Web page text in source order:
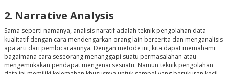
2. Narrative Analysis
Sama seperti namanya, analisis naratif adalah teknik pengolahan data
kualitatif dengan cara mendengarkan orang lain bercerita dan menganalisis
apa arti dari pembicaraannya. Dengan metode ini, kita dapat memahami
bagaimana cara seseorang menanggapi suatu permasalahan atau
mengemukakan pendapat mengenai sesuatu. Namun teknik pengolahan